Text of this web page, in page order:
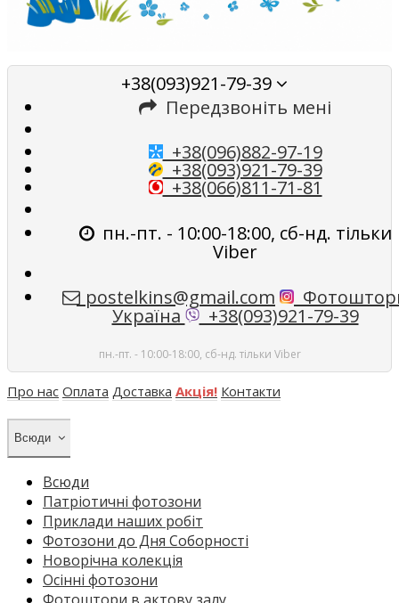
+38(093)921-79-39
Передзвоніть мені
+38(096)882-97-19
+38(093)921-79-39
+38(066)811-71-81
пн.-пт. - 10:00-18:00, сб-нд. тільки
Viber
postelkins@gmail.com
Україна +38(093)921-79-39
пн.-пт. - 10:00-18:00, сб-нд. тільки Viber
Про нас Оплата Доставка Акція! Контакти
Всюди
Всюди
Патріотичні фотозони
Приклади наших робіт
Фотозони до Дня Соборності
Новорічна колекція
Осінні фотозони